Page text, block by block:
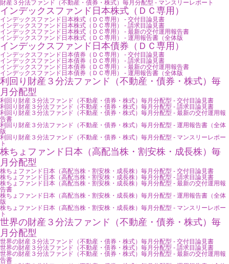
財産３分法ファンド（不動産・債券・株式）毎月分配型 - マンスリーレポート
インデックスファンド日本株式（ＤＣ専用）
インデックスファンド日本株式（ＤＣ専用） - 交付目論見書
インデックスファンド日本株式（ＤＣ専用） - 請求目論見書
インデックスファンド日本株式（ＤＣ専用） - 最新の交付運用報告書
インデックスファンド日本株式（ＤＣ専用） - 運用報告書（全体版
インデックスファンド日本債券（ＤＣ専用）
インデックスファンド日本債券（ＤＣ専用） - 交付目論見書
インデックスファンド日本債券（ＤＣ専用） - 請求目論見書
インデックスファンド日本債券（ＤＣ専用） - 最新の交付運用報告書
インデックスファンド日本債券（ＤＣ専用） - 運用報告書（全体版
利回り財産３分法ファンド（不動産・債券・株式）毎
月分配型
利回り財産３分法ファンド（不動産・債券・株式）毎月分配型 - 交付目論見書
利回り財産３分法ファンド（不動産・債券・株式）毎月分配型 - 請求目論見書
利回り財産３分法ファンド（不動産・債券・株式）毎月分配型 - 最新の交付運用報
告書
利回り財産３分法ファンド（不動産・債券・株式）毎月分配型 - 運用報告書（全体
版
利回り財産３分法ファンド（不動産・債券・株式）毎月分配型 - マンスリーレポー
ト
株ちょファンド日本（高配当株・割安株・成長株）毎
月分配型
株ちょファンド日本（高配当株・割安株・成長株）毎月分配型 - 交付目論見書
株ちょファンド日本（高配当株・割安株・成長株）毎月分配型 - 請求目論見書
株ちょファンド日本（高配当株・割安株・成長株）毎月分配型 - 最新の交付運用報
告書
株ちょファンド日本（高配当株・割安株・成長株）毎月分配型 - 運用報告書（全体
版
株ちょファンド日本（高配当株・割安株・成長株）毎月分配型 - マンスリーレポー
ト
世界の財産３分法ファンド（不動産・債券・株式）毎
月分配型
世界の財産３分法ファンド（不動産・債券・株式）毎月分配型 - 交付目論見書
世界の財産３分法ファンド（不動産・債券・株式）毎月分配型 - 請求目論見書
世界の財産３分法ファンド（不動産・債券・株式）毎月分配型 - 最新の交付運用報
告書